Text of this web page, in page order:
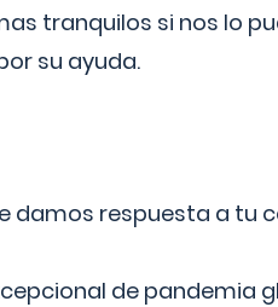
tranquilos si nos lo
su ayuda.
damos respuesta a tu
de pandemia